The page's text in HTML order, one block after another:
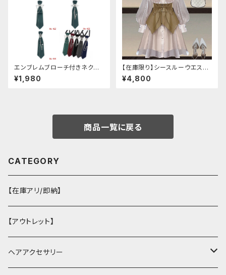
エンブレムブローチ付きネクタ
イ(グリーン)
¥1,980
【在庫限り】シースルーウエスト
ベルトワンピースセットアップ（ラ
イトピンク：Lサイズ
¥4,800
商品一覧に戻る
CATEGORY
【在庫アリ/即納】
【アウトレット】
ヘアアクセサリー